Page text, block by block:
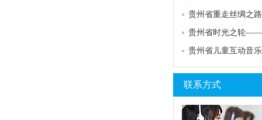
贵州省儿童互动音
联系方式